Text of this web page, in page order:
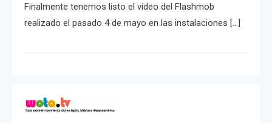
Finalmente tenemos listo el video del Flashmob
realizado el pasado 4 de mayo en las instalaciones […]